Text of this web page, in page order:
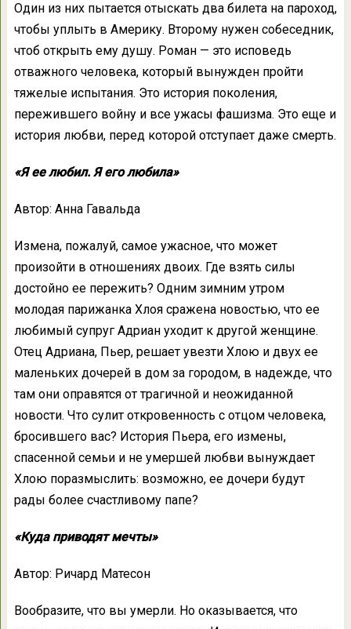
Один из них пытается отыскать два билета на пароход,
чтобы уплыть в Америку. Второму нужен собеседник,
чтоб открыть ему душу. Роман — это исповедь
отважного человека, который вынужден пройти
тяжелые испытания. Это история поколения,
пережившего войну и все ужасы фашизма. Это еще и
история любви, перед которой отступает даже смерть.
«Я ее любил. Я его любила»
Автор: Анна Гавальда
Измена, пожалуй, самое ужасное, что может
произойти в отношениях двоих. Где взять силы
достойно ее пережить? Одним зимним утром
молодая парижанка Хлоя сражена новостью, что ее
любимый супруг Адриан уходит к другой женщине.
Отец Адриана, Пьер, решает увезти Хлою и двух ее
маленьких дочерей в дом за городом, в надежде, что
там они оправятся от трагичной и неожиданной
новости. Что сулит откровенность с отцом человека,
бросившего вас? История Пьера, его измены,
спасенной семьи и не умершей любви вынуждает
Хлою поразмыслить: возможно, ее дочери будут
рады более счастливому папе?
«Куда приводят мечты»
Автор: Ричард Матесон
Вообразите, что вы умерли. Но оказывается, что